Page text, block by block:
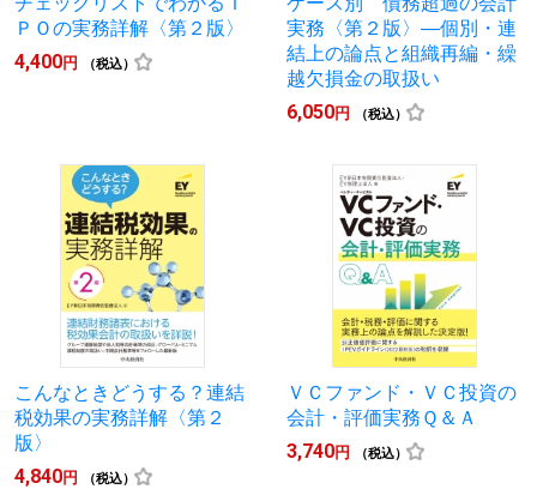
ＰＯの実務詳解〈第２版〉
4,400円 （税込）
実務〈第２版〉―個別・連
結上の論点と組織再編・繰
越欠損金の取扱い
6,050円 （税込）
こんなときどうする？連結
税効果の実務詳解〈第２
版〉
4,840円 （税込）
ＶＣファンド・ＶＣ投資の
会計・評価実務Ｑ＆Ａ
3,740円 （税込）